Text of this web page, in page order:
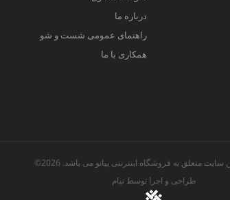
درباره ما
راهنمای عمومی شست و شو
همکاری با ما
متعلق به فروشگاه اینترنتی پیانو می باشد. 2026©
طراحی و اجرا توسطتیام